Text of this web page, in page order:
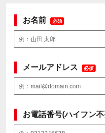
お名前 必須
メールアドレス 必須
お電話番号(ハイフン